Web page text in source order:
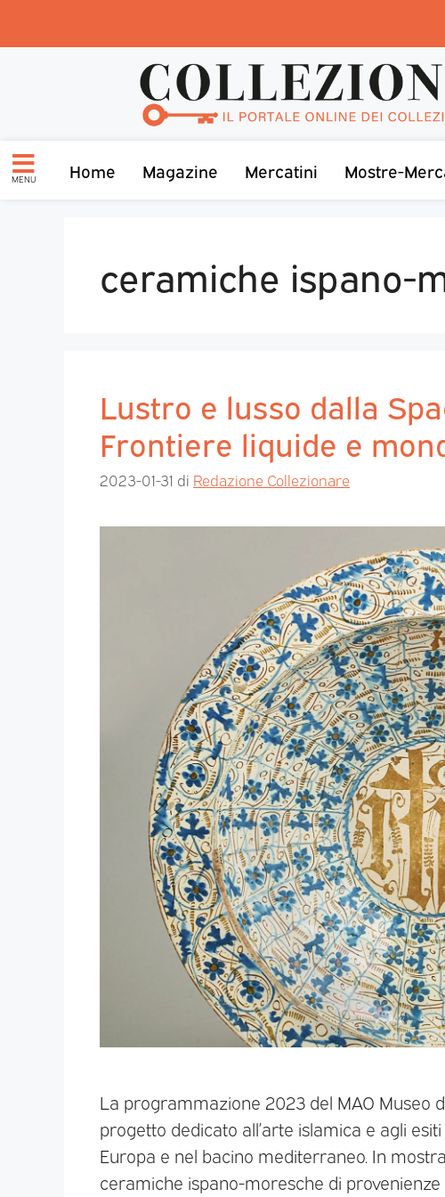
MENU Home Magazine Mercatini Mostre-
ceramiche ispano-
Lustro e lusso dalla
Frontiere liquide e
2023-01-31 di Redazione Collezionare
La programmazione 2023 del MAO Museo
progetto dedicato all’arte islamica e agli
Europa e nel bacino mediterraneo. In
ceramiche ispano-moresche di provenienze